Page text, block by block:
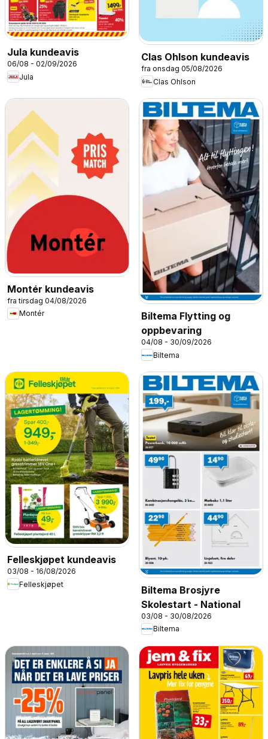
Jula kundeavis
06/08 - 02/09/2026
Jula
Clas Ohlson kundeavis
fra onsdag 05/08/2026
Clas Ohlson
Montér kundeavis
fra tirsdag 04/08/2026
Montér
Biltema Flytting og
oppbevaring
04/08 - 30/09/2026
Biltema
Felleskjøpet kundeavis
03/08 - 16/08/2026
Felleskjøpet
Biltema Brosjyre
Skolestart - National
03/08 - 30/08/2026
Biltema